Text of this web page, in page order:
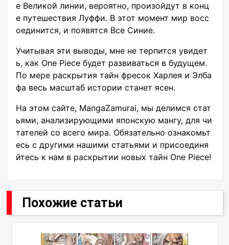
е Великой линии, вероятно, произойдут в конц
е путешествия Луффи. В этот момент мир восс
оединится, и появятся Все Синие.
Учитывая эти выводы, мне не терпится увидет
ь, как One Piece будет развиваться в будущем.
По мере раскрытия тайн фресок Харлея и Элба
фа весь масштаб истории станет ясен.
На этом сайте, MangaZamurai, мы делимся стат
ьями, анализирующими японскую мангу, для чи
тателей со всего мира. Обязательно ознакомьт
есь с другими нашими статьями и присоединя
йтесь к нам в раскрытии новых тайн One Piece!
Похожие статьи